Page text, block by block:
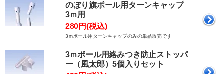
のぼり旗ポール用ターンキャップ
3ｍ用
280円(税込)
3ｍポール用ターンキャップのみの単品販売です
3ｍポール用絡みつき防止ストッパ
ー（風太郎）5個入りセット